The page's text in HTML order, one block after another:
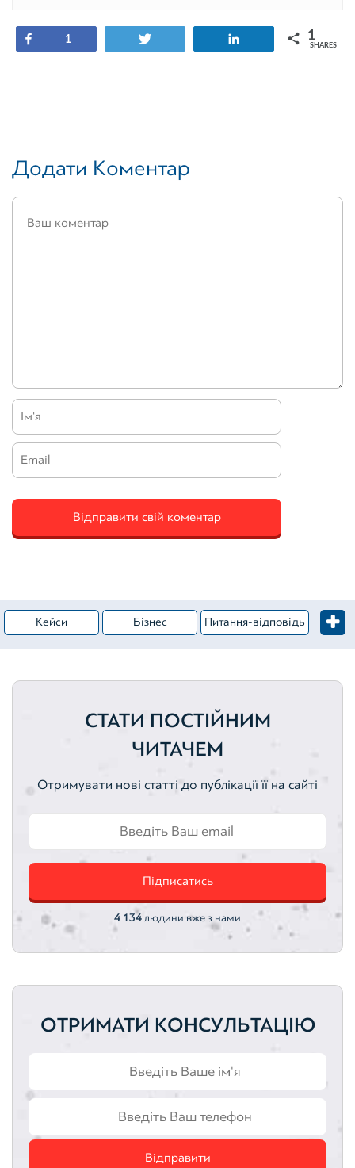
Share1 1
SHARES
Додати Коментар
Кейси Бізнес Питання-відповідь
Оцінка активів
Земельні ділянки Нематеріальні активи
Автотранспортні засоби
Оцінка акцій Оцінка облігацій
СТАТИ ПОСТІЙНИМ
ЧИТАЧЕМ
Отримувати нові статті до публікації її на сайті
Підписатись
4 134 людини вже з нами
ОТРИМАТИ КОНСУЛЬТАЦІЮ
Відправити